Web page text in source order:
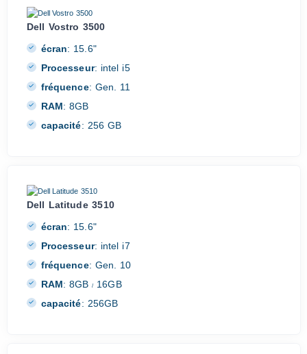
Dell Vostro 3500
écran: 15.6"
Processeur: intel i5
fréquence: Gen. 11
RAM: 8GB
capacité: 256 GB
Dell Latitude 3510
écran: 15.6"
Processeur: intel i7
fréquence: Gen. 10
RAM: 8GB/ 16GB
capacité: 256GB